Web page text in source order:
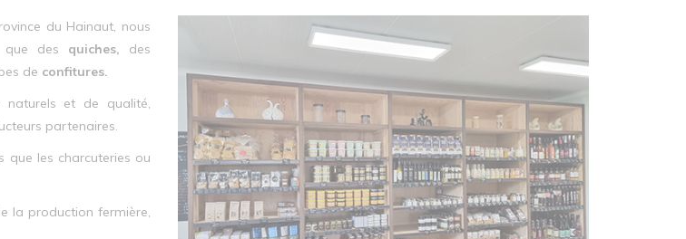
du Hainaut, nous
des quiches,
des
de confitures.
et de qualité,
partenaires.
que les charcuteries ou
la production fermière,